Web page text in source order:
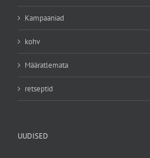
Kampaaniad
kohv
Määratlemata
retseptid
UUDISED